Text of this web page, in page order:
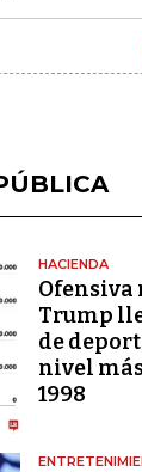
HACIENDA
Trump
de
nivel
1998